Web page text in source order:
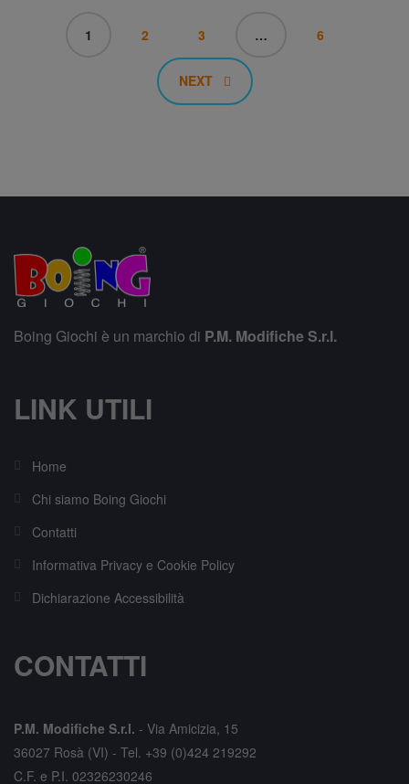
1 2 3 … 6
NEXT
Boing Giochi è un marchio di P.M. Modifiche S.r.l.
LINK UTILI
Home
Chi siamo Boing Giochi
Contatti
Informativa Privacy e Cookie Policy
Dichiarazione Accessibilità
CONTATTI
P.M. Modifiche S.r.l. - Via Amicizia, 15
36027 Rosà (VI) - Tel. +39 (0)424 219292
C.F. e P.I. 02326230246